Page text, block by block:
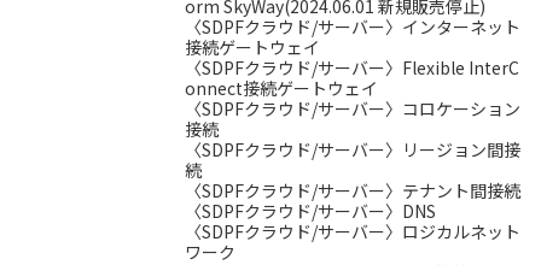
orm SkyWay(2024.06.01 新規販売停止)
〈SDPFクラウド/サーバー〉インターネット
接続ゲートウェイ
〈SDPFクラウド/サーバー〉Flexible InterC
onnect接続ゲートウェイ
〈SDPFクラウド/サーバー〉コロケーション
接続
〈SDPFクラウド/サーバー〉リージョン間接
続
〈SDPFクラウド/サーバー〉テナント間接続
〈SDPFクラウド/サーバー〉DNS
〈SDPFクラウド/サーバー〉ロジカルネット
ワーク